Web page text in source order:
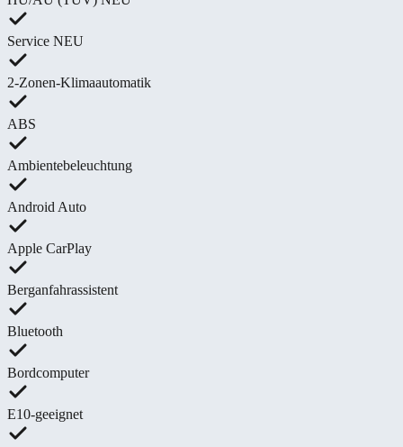
Service NEU
2-Zonen-Klimaautomatik
ABS
Ambientebeleuchtung
Android Auto
Apple CarPlay
Berganfahrassistent
Bluetooth
Bordcomputer
E10-geeignet